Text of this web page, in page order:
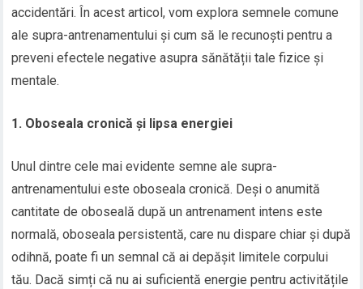
accidentări. În acest articol, vom explora semnele comune
ale supra-antrenamentului și cum să le recunoști pentru a
preveni efectele negative asupra sănătății tale fizice și
mentale.
1. Oboseala cronică și lipsa energiei
Unul dintre cele mai evidente semne ale supra-
antrenamentului este oboseala cronică. Deși o anumită
cantitate de oboseală după un antrenament intens este
normală, oboseala persistentă, care nu dispare chiar și după
odihnă, poate fi un semnal că ai depășit limitele corpului
tău. Dacă simți că nu ai suficientă energie pentru activitățile